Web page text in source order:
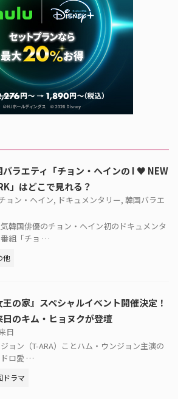
バラエティ「チョン・ヘインの I ♥ NEW
」はどこで見れる？
ョン・ヘイン, ドキュメンタリー, 韓国バラエ
韓国俳優のチョン・ヘイン初のドキュメンタ
番組「チョ …
他
王の家』スペシャルイベント開催決定！
日のキム・ヒョヌクが登壇
日
ョン（T-ARA）ことハム・ウンジョン主演の
ドロ愛 …
ドラマ